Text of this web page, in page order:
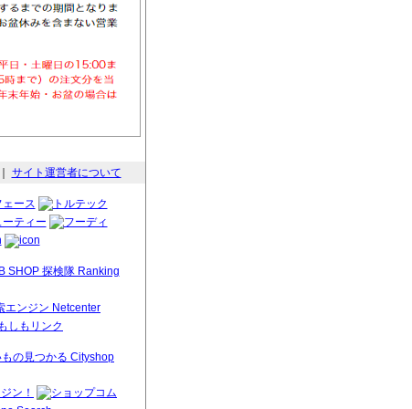
サイト運営者について